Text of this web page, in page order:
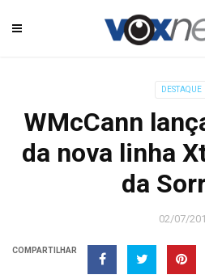
DESTAQUE
WMcCann
da nova linha
da
02/07/
COMPARTILHAR